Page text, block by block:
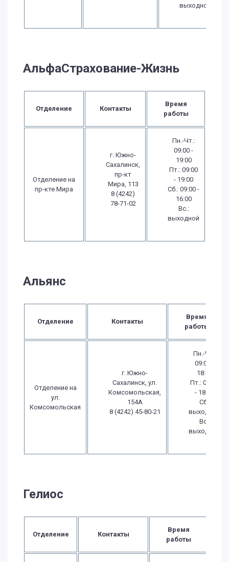
выходной
АльфаСтрахование-Жизнь
Отделение Контакты
Время
работы
Отделение на
пр-кте Мира
г. Южно-
Сахалинск,
пр-кт
Мира, 113
8 (4242)
78-71-02
Пн.-Чт.:
09:00 -
19:00
Пт.: 09:00
- 19:00
Сб.: 09:00 -
16:00
Вс.:
выходной
Альянс
Отделение Контакты
Время
работы
Отделение на
ул.
Комсомольская
г. Южно-
Сахалинск, ул.
Комсомольская,
154А
8 (4242) 45-80-21
Пн.-Чт.:
09:00 -
18:00
Пт.: 09:00
- 18:00
Сб.:
выходной
Вс.:
выходной
Гелиос
Отделение Контакты
Время
работы